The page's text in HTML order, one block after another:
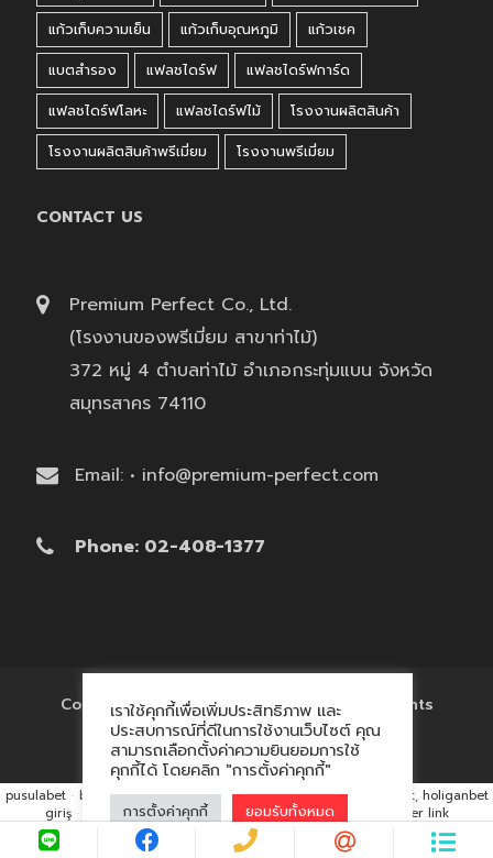
แก้วเก็บความเย็น
แก้วเก็บอุณหภูมิ
แก้วเชค
แบตสำรอง
แฟลชไดร์ฟ
แฟลชไดร์ฟการ์ด
แฟลชไดร์ฟโลหะ
แฟลชไดร์ฟไม้
โรงงานผลิตสินค้า
โรงงานผลิตสินค้าพรีเมี่ยม
โรงงานพรีเมี่ยม
CONTACT US
Premium Perfect Co., Ltd.
(โรงงานของพรีเมี่ยม สาขาท่าไม้)
372 หมู่ 4 ตำบลท่าไม้ อำเภอกระทุ่มแบน จังหวัด
สมุทรสาคร 74110
Email: • info@premium-perfect.com
Phone: 02-408-1377
Copyright © 2017 'โรงงานของพรีเมี่ยม' All Rights
Reserved.
เราใช้คุกกี้เพื่อเพิ่มประสิทธิภาพ และ
ประสบการณ์ที่ดีในการใช้งานเว็บไซต์ คุณ
สามารถเลือกตั้งค่าความยินยอมการใช้
คุกกี้ได้ โดยคลิก "การตั้งค่าคุกกี้"
การตั้งค่าคุกกี้ ยอมรับทั้งหมด
pusulabet · betyap · avrupabet · matbet, matbet giriş ·
holiganbet, holiganbet
giriş · cratosroyalbet · maxwin hacklink market, kalıcı footer link